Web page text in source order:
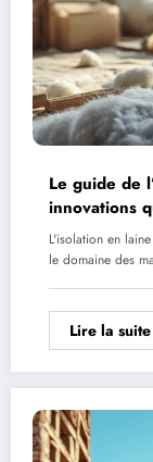
Le guide de
innovations
l’isolation
L'isolation en
le domaine des
Lire la suite